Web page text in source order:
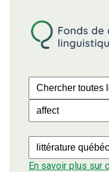
En savoir plus sur